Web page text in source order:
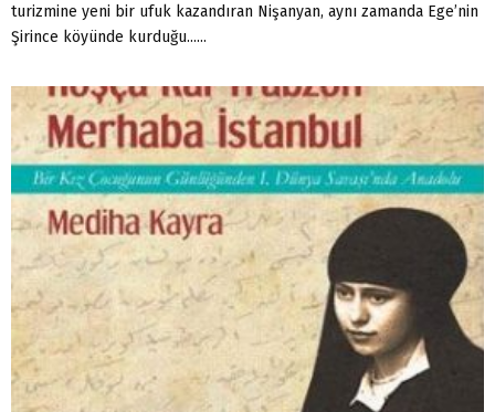
turizmine yeni bir ufuk kazandıran Nişanyan, aynı zamanda Ege’nin
Şirince köyünde kurduğu......